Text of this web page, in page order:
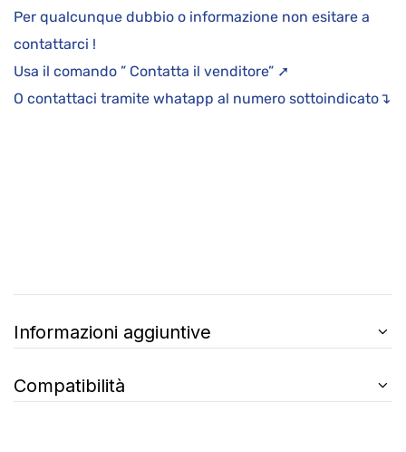
Per qualcunque dubbio o informazione non esitare a
contattarci !
Usa il comando ” Contatta il venditore” ➚
O contattaci tramite whatapp al numero sottoindicato↴
Informazioni aggiuntive
Compatibilità